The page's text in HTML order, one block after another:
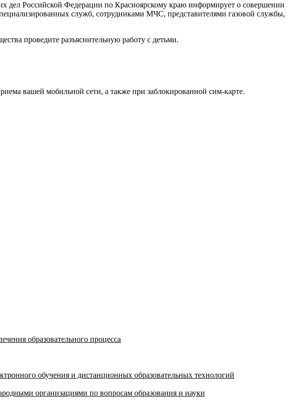
дел Российской Федерации по Красноярскому краю информирует о совершении
служб, сотрудниками МЧС, представителями газовой службы,
проведите разъяснительную работу с детьми.
вашей мобильной сети, а также при заблокированной сим-карте.
образовательного процесса
обучения и дистанционных образовательных технологий
организациями по вопросам образования и науки